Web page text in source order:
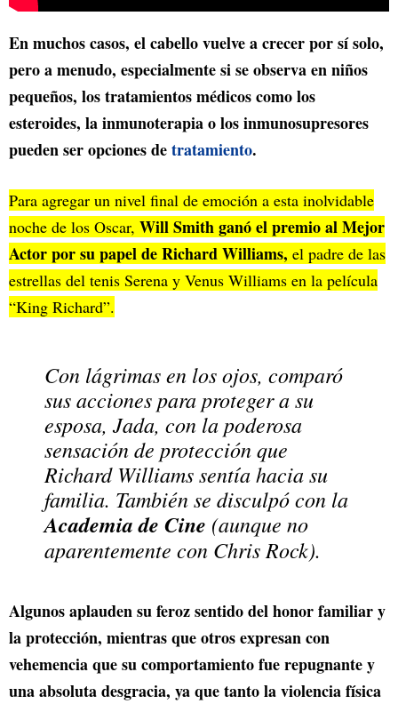
En muchos casos, el cabello vuelve a crecer por sí solo,
pero a menudo, especialmente si se observa en niños
pequeños, los tratamientos médicos como los
esteroides, la inmunoterapia o los inmunosupresores
pueden ser opciones detratamiento.
Para agregar un nivel final de emoción a esta inolvidable
noche de los Oscar, Will Smith ganó el premio al Mejor
Actor por su papel de Richard Williams, el padre de las
estrellas del tenis Serena y Venus Williams en la película
“King Richard”.
Con lágrimas en los ojos, comparó
sus acciones para proteger a su
esposa, Jada, con la poderosa
sensación de protección que
Richard Williams sentía hacia su
familia. También se disculpó con la
Academia de Cine (aunque no
aparentemente con Chris Rock).
Algunos aplauden su feroz sentido del honor familiar y
la protección, mientras que otros expresan con
vehemencia que su comportamiento fue repugnante y
una absoluta desgracia, ya que tanto la violencia física